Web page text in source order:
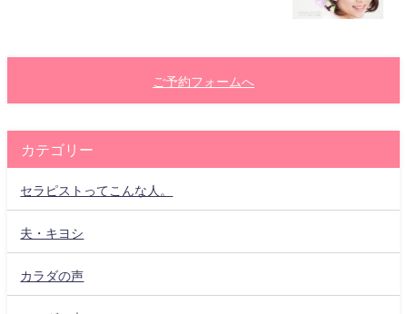
ご予約フォームへ
カテゴリー
セラピストってこんな人。
夫・キヨシ
カラダの声